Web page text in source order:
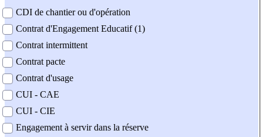
CDI de chantier ou d'opération
Contrat d'Engagement Educatif (1)
Contrat intermittent
Contrat pacte
Contrat d'usage
CUI - CAE
CUI - CIE
Engagement à servir dans la réserve